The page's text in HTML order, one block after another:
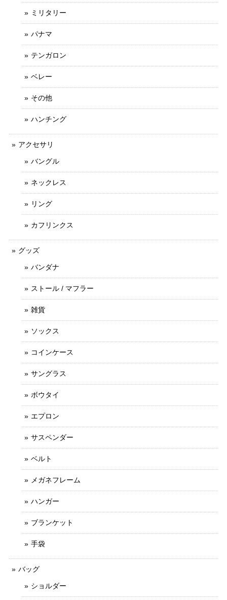
ミリタリー
パナマ
テンガロン
ベレー
その他
ハンチング
アクセサリ
バングル
ネックレス
リング
カフリンクス
グッズ
バンダナ
ストール / マフラー
雑貨
ソックス
コインケース
サングラス
ボウタイ
エプロン
サスペンダー
ベルト
メガネフレーム
ハンガー
ブランケット
手袋
バッグ
ショルダー